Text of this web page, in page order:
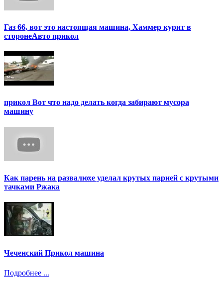
Газ 66, вот это настоящая машина, Хаммер курит в
сторонеАвто прикол
прикол Вот что надо делать когда забирают мусора
машину
Как парень на развалюхе уделал крутых парней с крутыми
тачками Ржака
Чеченский Прикол машина
Подробнее ...